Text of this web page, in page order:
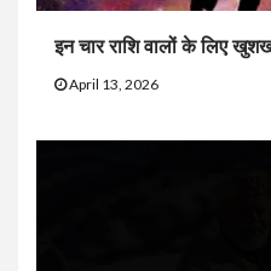
इन चार राशि वालों के लिए
April 13, 2026